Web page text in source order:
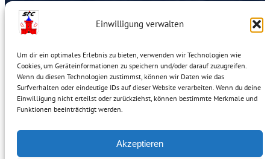
Einwilligung verwalten
Um dir ein optimales Erlebnis zu bieten, verwenden wir Technologien wie
Cookies, um Geräteinformationen zu speichern und/oder darauf zuzugreifen.
Wenn du diesen Technologien zustimmst, können wir Daten wie das
Surfverhalten oder eindeutige IDs auf dieser Website verarbeiten. Wenn du deine
Einwilligung nicht erteilst oder zurückziehst, können bestimmte Merkmale und
Funktionen beeinträchtigt werden.
Akzeptieren
16.2 / 29.2
Segeberger Ruderclub von 1926 e.V.
Winklersgang 4
23795 Bad Segeberg
vorstand@segeberger-ruderclub.de
Vorstand: Tobias Feilhauer, Katharina Gosch, Timm Kraus,
Christoph Schramm, Meike Twillemeier